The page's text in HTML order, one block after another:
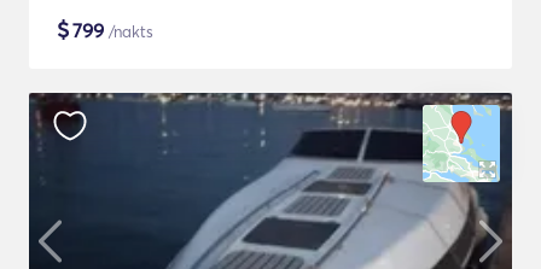
$799 /nakts